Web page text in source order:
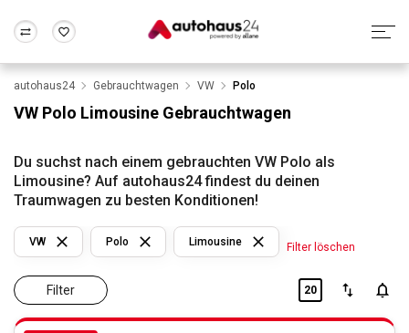
Wir bewerten dein Auto
Alle Fragen & Antworten
Rund um die Inzahlungnahme
Frankfurt Wuppertal
autohaus24 Gebrauchtwagen VW Polo
VW Polo Limousine Gebrauchtwagen
Du suchst nach einem gebrauchten VW Polo als
Limousine? Auf autohaus24 findest du deinen
Traumwagen zu besten Konditionen!
Filter
VW Polo Limousine Filter löschen
20